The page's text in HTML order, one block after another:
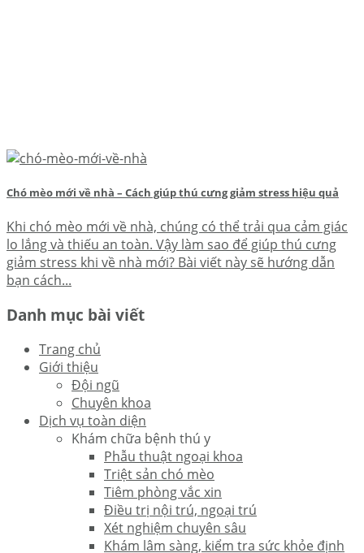
Chó mèo mới về nhà – Cách giúp thú cưng giảm stress hiệu quả
Khi chó mèo mới về nhà, chúng có thể trải qua cảm giác
lo lắng và thiếu an toàn. Vậy làm sao để giúp thú cưng
giảm stress khi về nhà mới? Bài viết này sẽ hướng dẫn
bạn cách...
Danh mục bài viết
Trang chủ
Giới thiệu
Đội ngũ
Chuyên khoa
Dịch vụ toàn diện
Khám chữa bệnh thú y
Phẫu thuật ngoại khoa
Triệt sản chó mèo
Tiêm phòng vắc xin
Điều trị nội trú, ngoại trú
Xét nghiệm chuyên sâu
Khám lâm sàng, kiểm tra sức khỏe định